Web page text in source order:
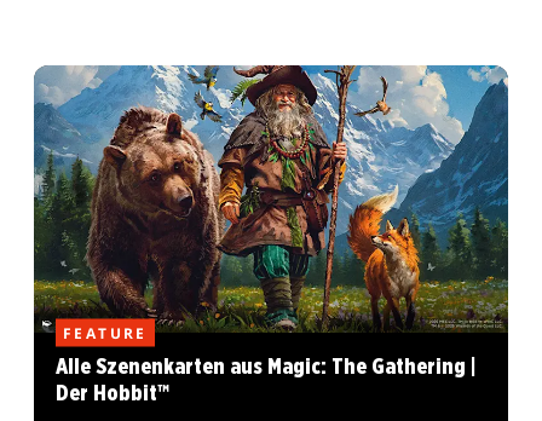
FEATURE
Alle Szenenkarten aus Magic: The Gathering |
Der Hobbit™